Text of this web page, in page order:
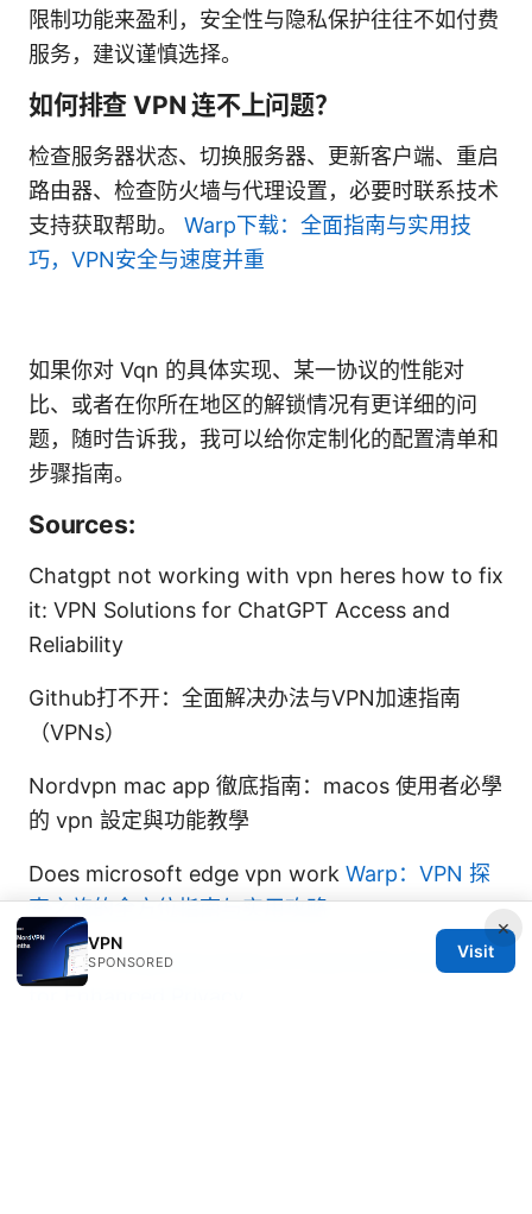
限制功能来盈利，安全性与隐私保护往往不如付费
服务，建议谨慎选择。
如何排查 VPN 连不上问题？
检查服务器状态、切换服务器、更新客户端、重启
路由器、检查防火墙与代理设置，必要时联系技术
支持获取帮助。 Warp下载：全面指南与实用技
巧，VPN安全与速度并重
如果你对 Vqn 的具体实现、某一协议的性能对
比、或者在你所在地区的解锁情况有更详细的问
题，随时告诉我，我可以给你定制化的配置清单和
步骤指南。
Sources:
Chatgpt not working with vpn heres how to fix
it: VPN Solutions for ChatGPT Access and
Reliability
Github打不开：全面解决办法与VPN加速指南
（VPNs）
Nordvpn mac app 徹底指南：macos 使用者必學
的 vpn 設定與功能教學
Does microsoft edge vpn work Warp：VPN 探
索之旅的全方位指南与实用攻略
How to install the Crew on Kodi with PureVPN
×
VPN
SPONSORED
Visit